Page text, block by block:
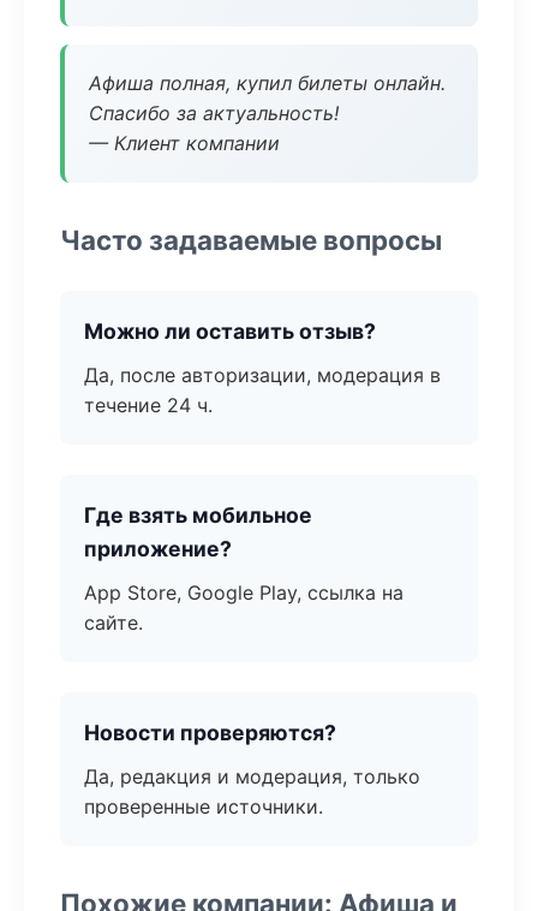
Афиша полная, купил билеты онлайн.
Спасибо за актуальность!
— Клиент компании
Часто задаваемые вопросы
Можно ли оставить отзыв?
Да, после авторизации, модерация в
течение 24 ч.
Где взять мобильное
приложение?
App Store, Google Play, ссылка на
сайте.
Новости проверяются?
Да, редакция и модерация, только
проверенные источники.
Похожие компании: Афиша и